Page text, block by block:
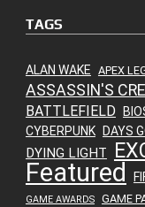
TAGS
ALAN WAKE APEX
ASSASSIN'S
BATTLEFIELD
CYBERPUNK DAYS
DYING LIGHT
Featured
GAME AWARDS GAME